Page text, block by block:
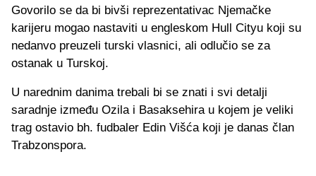
Govorilo se da bi bivši reprezentativac Njemačke
karijeru mogao nastaviti u engleskom Hull Cityu koji su
nedanvo preuzeli turski vlasnici, ali odlučio se za
ostanak u Turskoj.
U narednim danima trebali bi se znati i svi detalji
saradnje između Ozila i Basaksehira u kojem je veliki
trag ostavio bh. fudbaler Edin Višća koji je danas član
Trabzonspora.